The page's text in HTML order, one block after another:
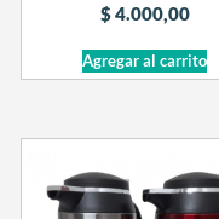
$4.000,00
Agregar al carrito